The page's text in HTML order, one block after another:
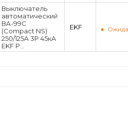
Выключатель
автоматический
ВА-99C
(Compact NS)
250/125А 3P 45кА
EKF P...
EKF